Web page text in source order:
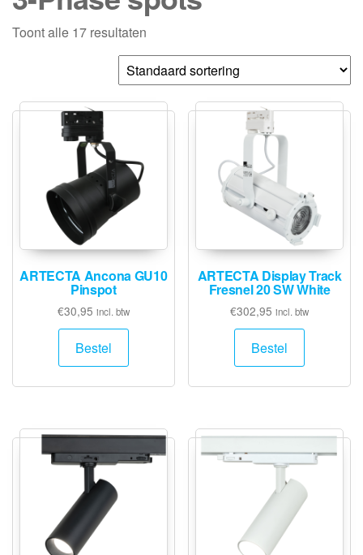
Toont alle 17 resultaten
ARTECTA Ancona GU10
Pinspot
€30,95 incl. btw
Bestel
ARTECTA Display Track
Fresnel 20 SW White
€302,95 incl. btw
Bestel